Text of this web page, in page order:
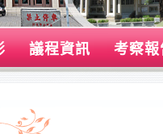
議程資訊 考察報